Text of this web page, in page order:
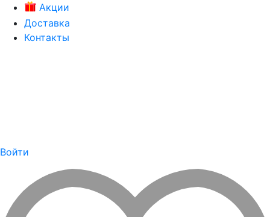
Акции
Доставка
Контакты
Войти